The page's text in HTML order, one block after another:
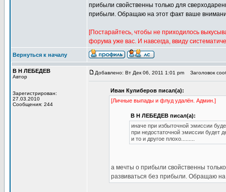
прибыли свойственны только для
прибыли. Обращаю на этот факт ваше
[Постарайтесь, чтобы не приходилось
форума уже вас. И навсегда, ввиду
Вернуться к началу
В Н ЛЕБЕДЕВ
Автор
Зарегистрирован:
27.03.2010
Сообщения: 244
Добавлено: Вт Дек 06, 2011 1:01 pm Заголовок
Иван Кулиберов писал(а):
[Личные выпады и флуд удалён. Админ.]
В Н ЛЕБЕДЕВ писал(а):
иначе при избыточной эмиссии
при недостаточной эмиссии будет
и то и другое плохо.........
а мечты о прибыли свойственны
развиваться без прибыли. Обращаю